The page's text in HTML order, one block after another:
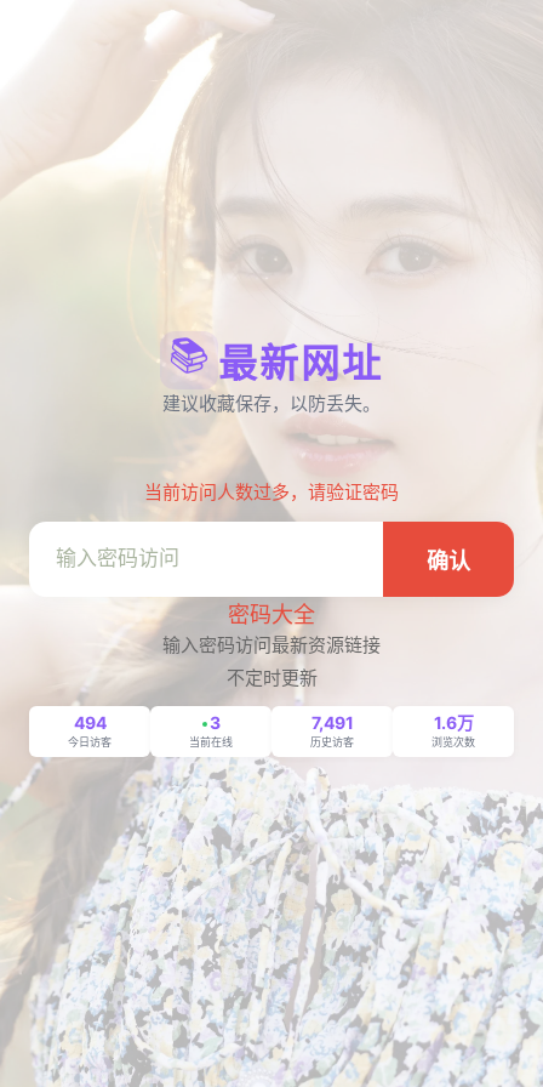
📚 最新网址
建议收藏保存，以防丢失。
当前访问人数过多，请验证密码
确认
密码大全
输入密码访问最新资源链接
不定时更新
494
今日访客
3
当前在线
7,491
历史访客
1.6万
浏览次数